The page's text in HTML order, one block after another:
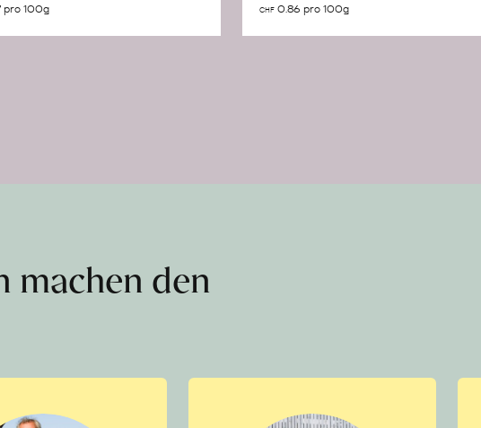
pro 100g CHF 0.86 pro 100g
machen den